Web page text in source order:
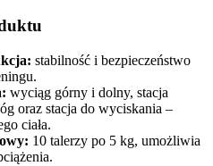
stabilność i bezpieczeństwo
wyciąg górny i dolny, stacja
oraz stacja do wyciskania –
ciała.
10 talerzy po 5 kg, umożliwia